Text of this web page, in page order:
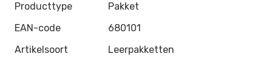
Producttype
Pakket
EAN-code
680101
Artikelsoort
Leerpakketten